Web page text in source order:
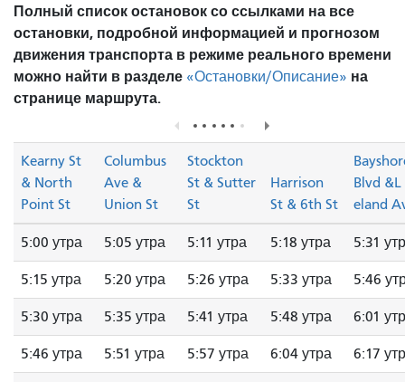
Полный список остановок со ссылками на все
остановки, подробной информацией и прогнозом
движения транспорта в режиме реального времени
можно найти в разделе «Остановки/Описание» на
странице маршрута.
Kearny St
& North
Point St
Columbus
Ave &
Union St
Stockton
St & Sutter
St
Harrison
St & 6th St
Blvd &L
eland
5:00 утра 5:05 утра 5:11 утра 5:18 утра 5:31
5:15 утра 5:20 утра 5:26 утра 5:33 утра 5:46
5:30 утра 5:35 утра 5:41 утра 5:48 утра 6:01
5:46 утра 5:51 утра 5:57 утра 6:04 утра 6:17